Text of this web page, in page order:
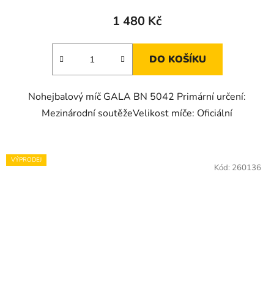
1 480 Kč
DO KOŠÍKU
Nohejbalový míč GALA BN 5042 Primární určení:
Mezinárodní soutěžeVelikost míče: Oficiální
VÝPRODEJ
Kód: 260136